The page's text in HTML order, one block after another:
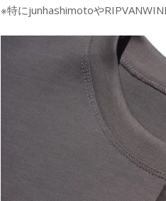
※特にjunhashimotoや